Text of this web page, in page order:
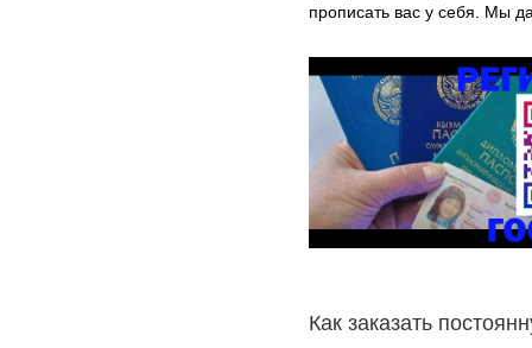
прописать вас у себя. Мы
Как заказать